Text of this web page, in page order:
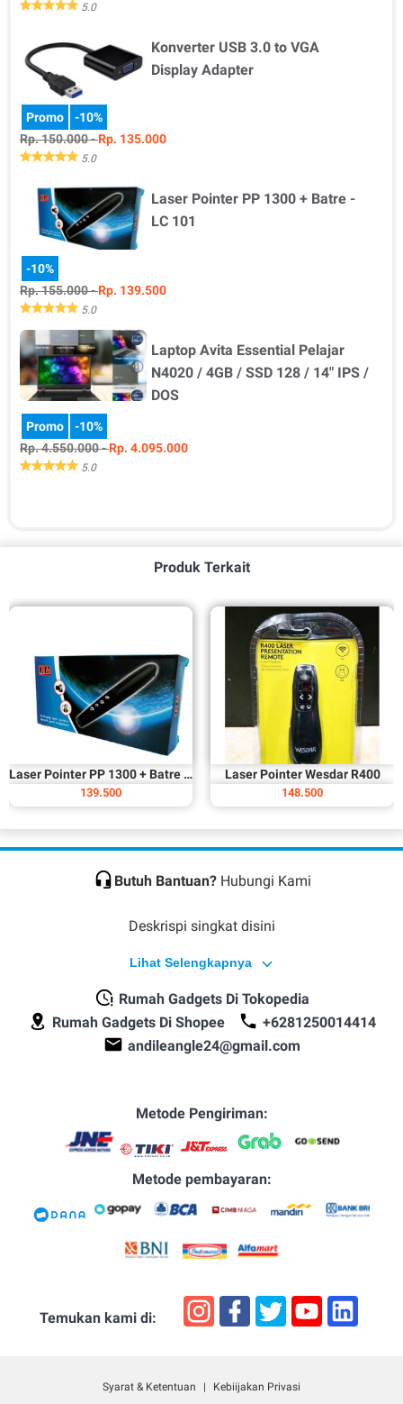
5.0
Detail Produk Merek Jangkauan Kondisi -Pilih Merek- Wesdar -
Pi…
Konverter USB 3.0 to VGA
Display Adapter
Promo
-10%
Rp. 150.000 -Rp. 135.000
5.0
Detail Produk Tipe Merek Kondisi -Pilih Tipe- USB 3.0 to …
Laser Pointer PP 1300 + Batre -
LC 101
-10%
Rp. 155.000 -Rp. 139.500
5.0
Detail Produk Tipe Jangkauan Kondisi -Pilih Tipe- Laser -Pili…
Laptop Avita Essential Pelajar
N4020 / 4GB / SSD 128 / 14" IPS /
DOS
Promo
-10%
Rp. 4.550.000 -Rp. 4.095.000
5.0
Produk Terkait
Laser Pointer PP 1300 + Batre - LC 101
139.500
Laser Pointer Wesdar R400
148.500
Butuh Bantuan?Hubungi Kami
Deskrispi singkat disini
Lihat Selengkapnya
Rumah Gadgets Di Tokopedia
Rumah Gadgets Di Shopee
+6281250014414
andileangle24@gmail.com
Metode Pengiriman:
Metode pembayaran:
Temukan kami di:
Syarat & Ketentuan Kebiijakan Privasi